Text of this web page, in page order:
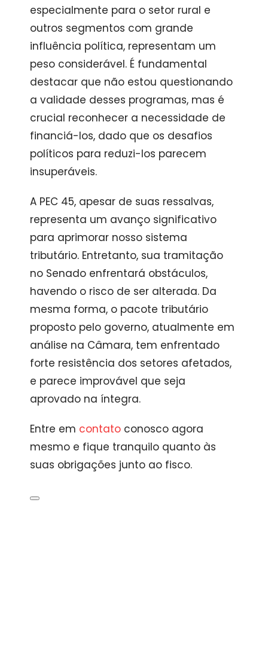
especialmente para o setor rural e
outros segmentos com grande
influência política, representam um
peso considerável. É fundamental
destacar que não estou questionando
a validade desses programas, mas é
crucial reconhecer a necessidade de
financiá-los, dado que os desafios
políticos para reduzi-los parecem
insuperáveis.
A PEC 45, apesar de suas ressalvas,
representa um avanço significativo
para aprimorar nosso sistema
tributário. Entretanto, sua tramitação
no Senado enfrentará obstáculos,
havendo o risco de ser alterada. Da
mesma forma, o pacote tributário
proposto pelo governo, atualmente em
análise na Câmara, tem enfrentado
forte resistência dos setores afetados,
e parece improvável que seja
aprovado na íntegra.
Entre em contato conosco agora
mesmo e fique tranquilo quanto às
suas obrigações junto ao fisco.